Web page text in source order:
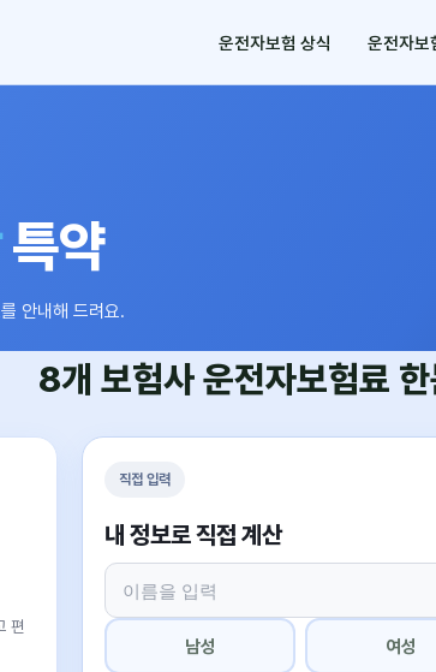
운전자보험 상식 운전자보
특약
안내해 드려요.
8개 보험사운전자보험료
편
직접 입력
내 정보로 직접 계산
남성 여성